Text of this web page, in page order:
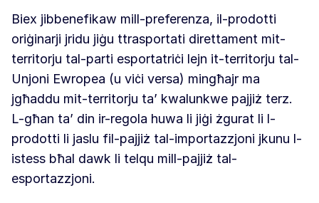
Biex jibbenefikaw mill-preferenza, il-prodotti
oriġinarji jridu jiġu ttrasportati direttament mit-
territorju tal-parti esportatriċi lejn it-territorju tal-
Unjoni Ewropea (u viċi versa) mingħajr ma
jgħaddu mit-territorju ta’ kwalunkwe pajjiż terz.
L-għan ta’ din ir-regola huwa li jiġi żgurat li l-
prodotti li jaslu fil-pajjiż tal-importazzjoni jkunu l-
istess bħal dawk li telqu mill-pajjiż tal-
esportazzjoni.